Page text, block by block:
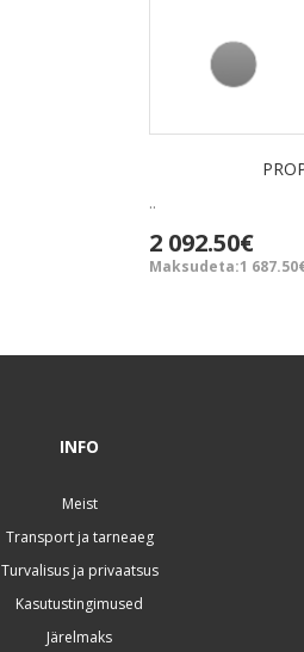
..
2 092.50€
Maksudeta:1
INFO
Meist
Transport ja tarneaeg
Turvalisus ja privaatsus
Kasutustingimused
Järelmaks